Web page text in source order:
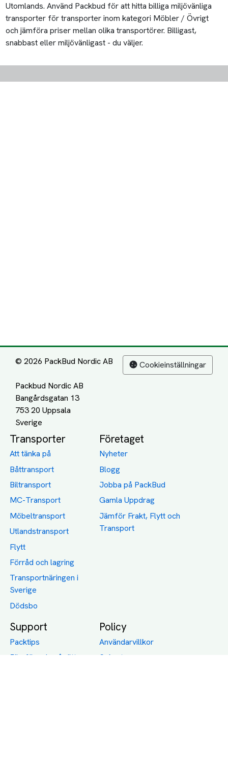
Utomlands. Använd Packbud för att hitta billiga miljövänliga
transporter för transporter inom kategori Möbler / Övrigt
och jämföra priser mellan olika transportörer. Billigast,
snabbast eller miljövänligast - du väljer.
© 2026 PackBud Nordic AB
Packbud Nordic AB
Bangårdsgatan 13
753 20 Uppsala
Cookieinställningar
Transporter
Att tänka på
Båttransport
Biltransport
MC-Transport
Möbeltransport
Utlandstransport
Flytt
Förråd och lagring
Transportnäringen i
Sverige
Dödsbo
Företaget
Nyheter
Blogg
Jobba på PackBud
Gamla Uppdrag
Jämför Frakt, Flytt och
Transport
Support
Packtips
Jämför pris på rätt
Policy
Användarvillkor
Sekretess